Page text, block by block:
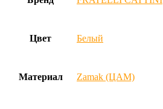
Цвет Белый
Материал Zamak (ЦАМ)